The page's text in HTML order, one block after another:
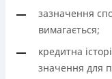
зазначення
вимагається;
кредитна
значення для